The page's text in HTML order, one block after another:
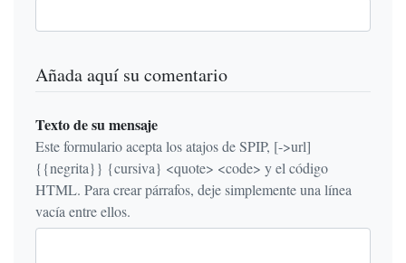
Añada aquí su comentario
Texto de su mensaje
Este formulario acepta los atajos de SPIP, [->url]
{{negrita}} {cursiva} <quote> <code> y el código
HTML. Para crear párrafos, deje simplemente una línea
vacía entre ellos.